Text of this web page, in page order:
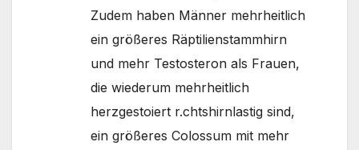
Zudem haben Männer mehrheitlich
ein größeres Räptilienstammhirn
und mehr Testosteron als Frauen,
die wiederum mehrheitlich
herzgestoiert r.chtshirnlastig sind,
ein größeres Colossum mit mehr